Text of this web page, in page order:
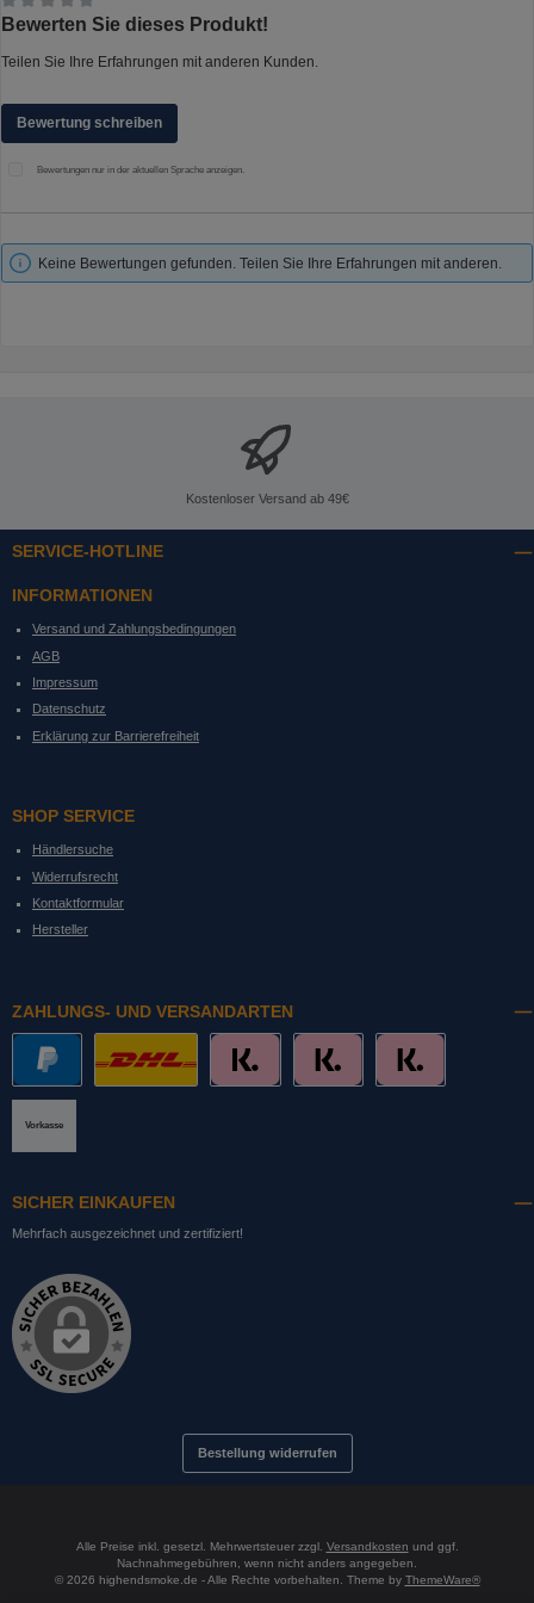
Durchschnittliche Bewertung von 0 von 5 Sternen
Bewerten Sie dieses Produkt!
Teilen Sie Ihre Erfahrungen mit anderen Kunden.
Bewertung schreiben
Bewertungen nur in der aktuellen Sprache anzeigen.
Keine Bewertungen gefunden. Teilen Sie Ihre Erfahrungen mit anderen.
Kostenloser Versand ab 49€
SERVICE-HOTLINE
INFORMATIONEN
Versand und Zahlungsbedingungen
AGB
Impressum
Datenschutz
Erklärung zur Barrierefreiheit
SHOP SERVICE
Händlersuche
Widerrufsrecht
Kontaktformular
Hersteller
ZAHLUNGS- UND VERSANDARTEN
Vorkasse
SICHER EINKAUFEN
Mehrfach ausgezeichnet und zertifiziert!
Bestellung widerrufen
Alle Preise inkl. gesetzl. Mehrwertsteuer zzgl. Versandkosten und ggf.
Nachnahmegebühren, wenn nicht anders angegeben.
© 2026 highendsmoke.de - Alle Rechte vorbehalten. Theme by ThemeWare®